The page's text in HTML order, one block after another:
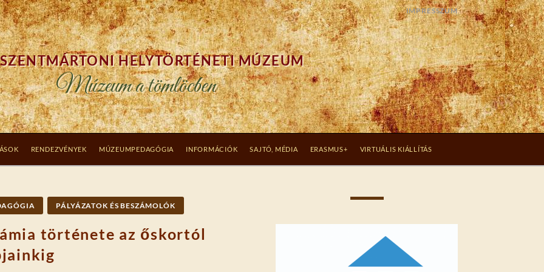
IMPRESSZUM
HELYTÖRTÉNETI MÚZEUM
Múzeum a tömlöcben
RENDEZVÉNYEK MÚZEUMPEDAGÓGIA INFORMÁCIÓK SAJTÓ, MÉDIA ERASMUS+ VIRTUÁLIS KIÁLLÍTÁS
PÁLYÁZATOK ÉS BESZÁMOLÓK
története az őskortól